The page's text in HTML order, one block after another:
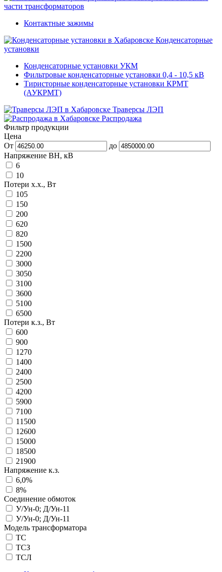
части трансформаторов
Контактные зажимы
Конденсаторные
установки
Конденсаторные установки УКМ
Фильтровые конденсаторные установки 0,4 - 10,5 кВ
Тиристорные конденсаторные установки КРМТ
(АУКРМТ)
Траверсы ЛЭП
Распродажа
Фильтр продукции
Цена
От
до
Напряжение ВН, кВ
6
10
Потери х.х., Вт
105
150
200
620
820
1500
2200
3000
3050
3100
3600
5100
6500
Потери к.з., Вт
600
900
1270
1400
2400
2500
4200
5900
7100
11500
12600
15000
18500
21900
Напряжение к.з.
6,0%
8%
Соединение обмоток
У/Ун-0; Д/Ун-11
У/Ун-0; Д/Ун-11
Модель трансформатора
ТС
ТСЗ
ТСЛ